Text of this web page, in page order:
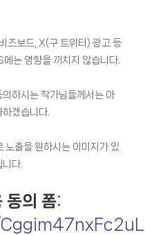
즈보드, X(구 트위터) 광고 등
는 영향을 끼치지 않습니다.
하시는 작가님들께서는 아
겠습니다.
노출을 원하시는 이미지가 있
니다.
동의 폼: